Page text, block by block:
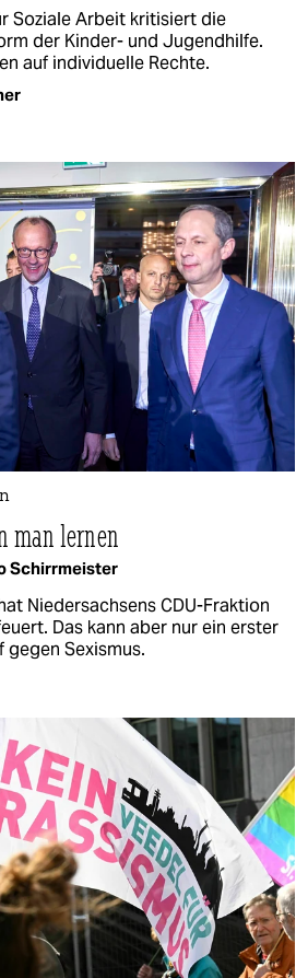
Soziale Arbeit kritisiert die
der Kinder- und Jugendhilfe.
auf individuelle Rechte.
man lernen
Schirrmeister
Niedersachsens CDU-Fraktion
Das kann aber nur ein erster
Sexismus.